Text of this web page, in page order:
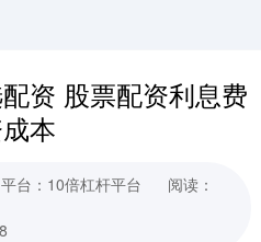
资 股票配资利息费
本
平台：10倍杠杆平台
阅读：